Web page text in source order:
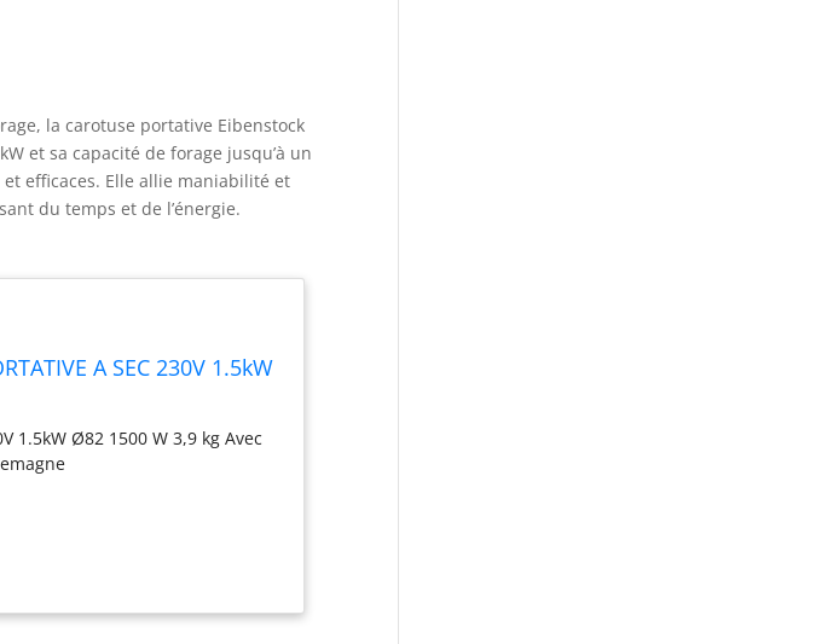
la carotuse portative Eibenstock
et sa capacité de forage jusqu’à un
efficaces. Elle allie maniabilité et
du temps et de l’énergie.
A SEC 230V 1.5kW
1.5kW Ø82 1500 W 3,9 kg Avec